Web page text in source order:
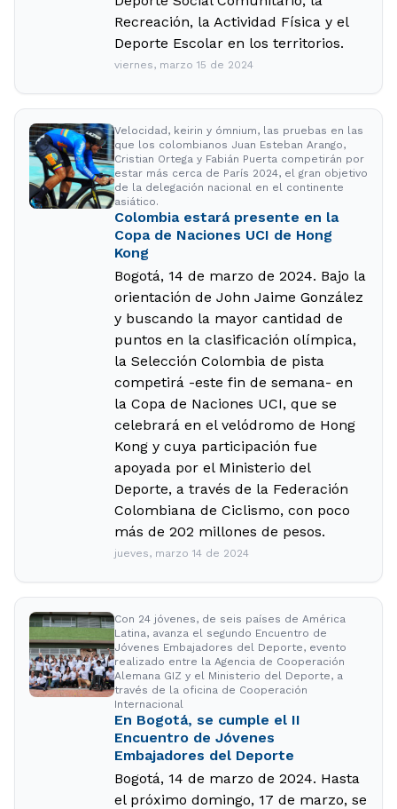
Recreación, la Actividad Física y el
Deporte Escolar en los territorios.
viernes, marzo 15 de 2024
Velocidad, keirin y ómnium, las pruebas en las
que los colombianos Juan Esteban Arango,
Cristian Ortega y Fabián Puerta competirán por
estar más cerca de París 2024, el gran objetivo
de la delegación nacional en el continente
asiático.
Colombia estará presente en la
Copa de Naciones UCI de Hong
Kong
Bogotá, 14 de marzo de 2024. Bajo la
orientación de John Jaime González
y buscando la mayor cantidad de
puntos en la clasificación olímpica,
la Selección Colombia de pista
competirá -este fin de semana- en
la Copa de Naciones UCI, que se
celebrará en el velódromo de Hong
Kong y cuya participación fue
apoyada por el Ministerio del
Deporte, a través de la Federación
Colombiana de Ciclismo, con poco
más de 202 millones de pesos.
jueves, marzo 14 de 2024
Con 24 jóvenes, de seis países de América
Latina, avanza el segundo Encuentro de
Jóvenes Embajadores del Deporte, evento
realizado entre la Agencia de Cooperación
Alemana GIZ y el Ministerio del Deporte, a
través de la oficina de Cooperación
Internacional
En Bogotá, se cumple el II
Encuentro de Jóvenes
Embajadores del Deporte
Bogotá, 14 de marzo de 2024. Hasta
el próximo domingo, 17 de marzo, se